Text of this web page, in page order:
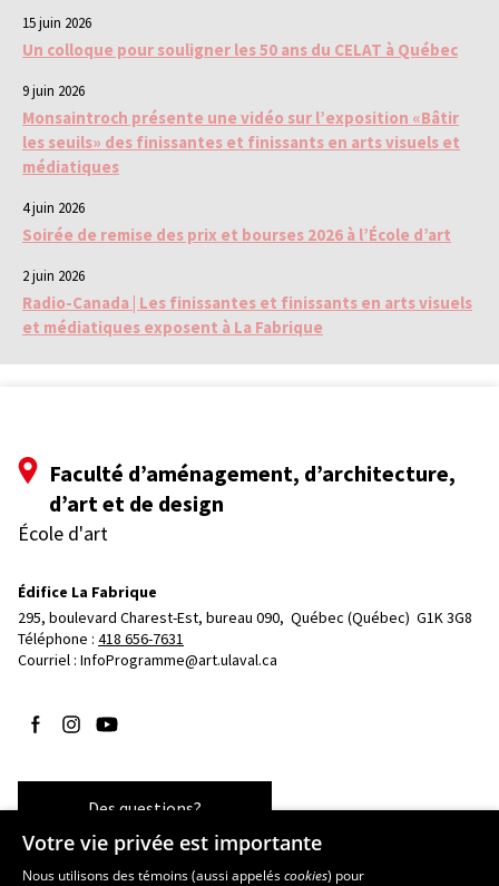
15 juin 2026
Un colloque pour souligner les 50 ans du CELAT à Québec
9 juin 2026
Monsaintroch présente une vidéo sur l’exposition «Bâtir
les seuils» des finissantes et finissants en arts visuels et
médiatiques
4 juin 2026
Soirée de remise des prix et bourses 2026 à l’École d’art
2 juin 2026
Radio-Canada | Les finissantes et finissants en arts visuels
et médiatiques exposent à La Fabrique
Faculté d’aménagement, d’architecture,
d’art et de design
École d'art
Édifice La Fabrique
295, boulevard Charest-Est, bureau 090, Québec (Québec)  G1K 3G8
Téléphone : 418 656-7631
Courriel : InfoProgramme@art.ulaval.ca
Suivez-nous sur Facebook
Suivez-nous sur Instagram
Suivez-nous sur YouTube
Des questions?
Votre vie privée est importante
Nous utilisons des témoins (aussi appeléscookies) pour